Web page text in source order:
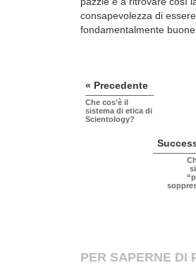
consapevolezza di essere
fondamentalmente
« Precedente
Che cos’è il
sistema di etica di
Scientology?
PER SAPERNE DI